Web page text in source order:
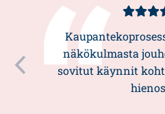
näkökulmasta
sovitut käynnit